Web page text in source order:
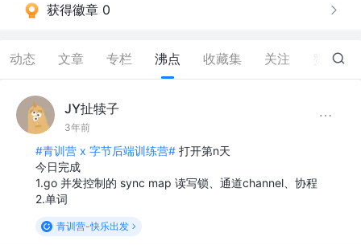
获得徽章 0
动态 文章 专栏 沸点 收藏集 关注 6
JY扯犊子
3年前
#青训营 x 字节后端训练营# 打开第n天
今日完成
1.go 并发控制的 sync map 读写锁、通道channel、协程
2.单词
青训营-快乐出发